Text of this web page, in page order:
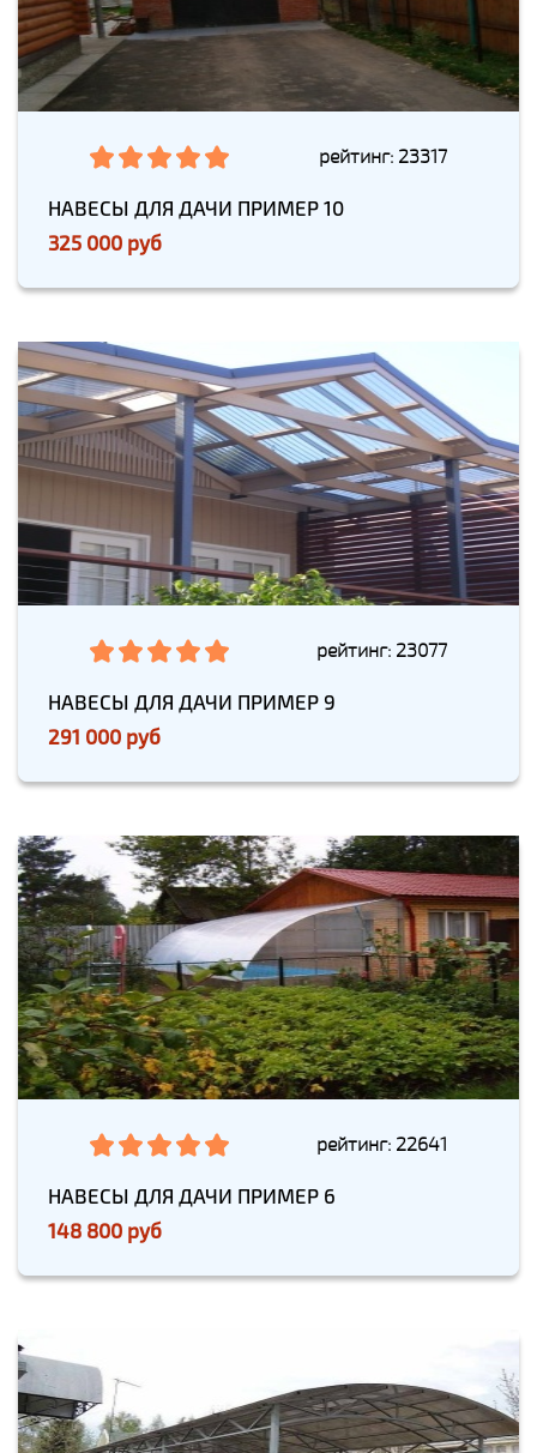
рейтинг: 23317
НАВЕСЫ ДЛЯ ДАЧИ ПРИМЕР 10
325 000 руб
рейтинг: 23077
НАВЕСЫ ДЛЯ ДАЧИ ПРИМЕР 9
291 000 руб
рейтинг: 22641
НАВЕСЫ ДЛЯ ДАЧИ ПРИМЕР 6
148 800 руб